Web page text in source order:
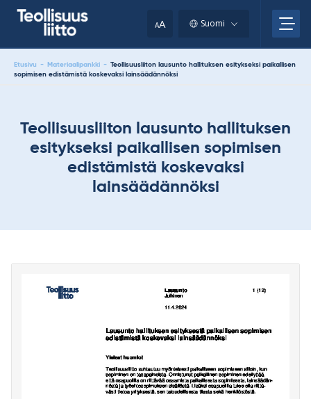
AA Suomi
Etusivu - Materiaalipankki - Teollisuusliiton lausunto hallituksen esitykseksi paikallisen
sopimisen edistämistä koskevaksi lainsäädännöksi
Teollisuusliiton lausunto hallituksen
esitykseksi paikallisen sopimisen
edistämistä koskevaksi
lainsäädännöksi
clipboard.)